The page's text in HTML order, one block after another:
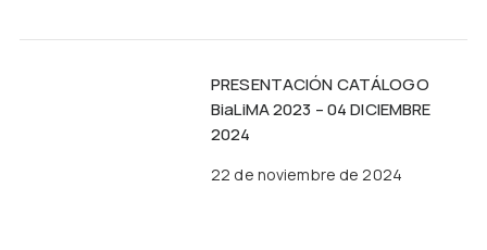
PRESENTACIÓN CATÁLOGO
BiaLiMA 2023 – 04 DICIEMBRE
2024
22 de noviembre de 2024